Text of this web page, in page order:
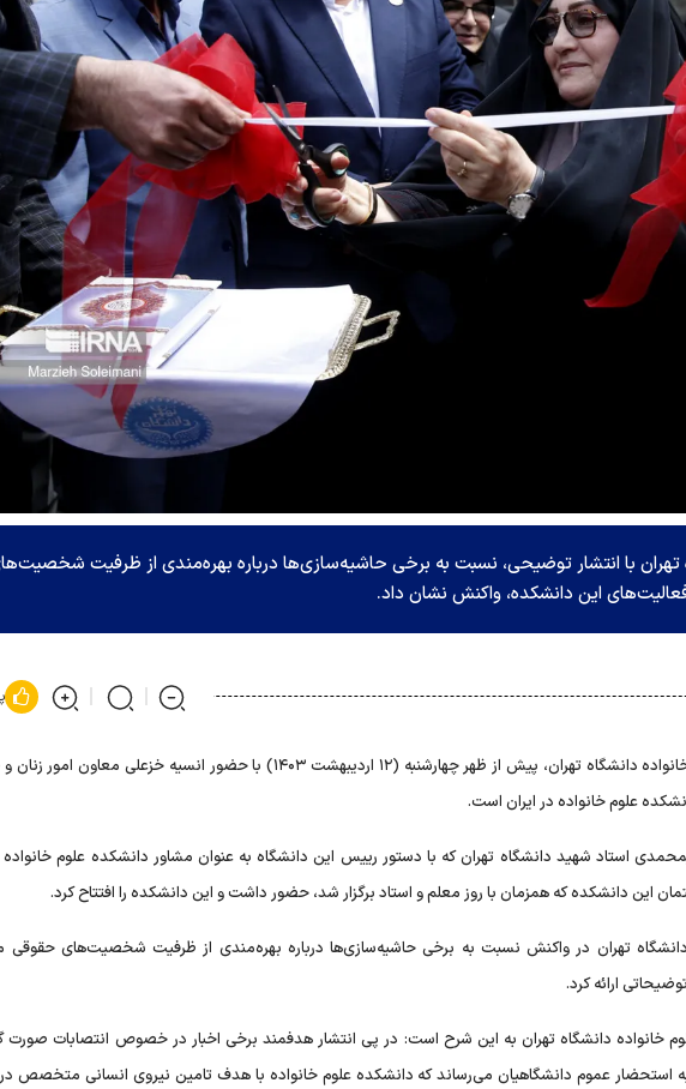
تهران با انتشار توضیحی، نسبت به برخی حاشیه‌سازی‌ها درباره بهره‌مندی از ظرفیت
این دانشکده، واکنش نشان داد.
دانشکده علوم خانواده دانشگاه تهران، پیش از ظهر چهارشنبه (۱۲ اردیبهشت ۱۴۰۳) با حضور انسیه خزعلی معاون
علوم خانواده در ایران است.
استاد شهید دانشگاه تهران که با دستور رییس این دانشگاه به عنوان مشاور دانشکده علوم
این دانشکده که همزمان با روز معلم و استاد برگزار شد، حضور داشت و این دانشکده را افتتاح کرد.
تهران در واکنش نسبت به برخی حاشیه‌سازی‌ها درباره بهره‌مندی از ظرفیت شخصیت‌های حقوقی
ارائه کرد.
خانواده دانشگاه تهران به این شرح است: در پی انتشار هدفمند برخی اخبار در خصوص انتصابات صورت
استحضار عموم دانشگاهیان می‌رساند که دانشکده علوم خانواده با هدف تامین نیروی انسانی متخصص